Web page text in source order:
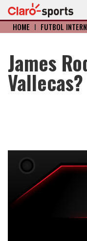
HOME I FÚTBOL
James
Vallecas?